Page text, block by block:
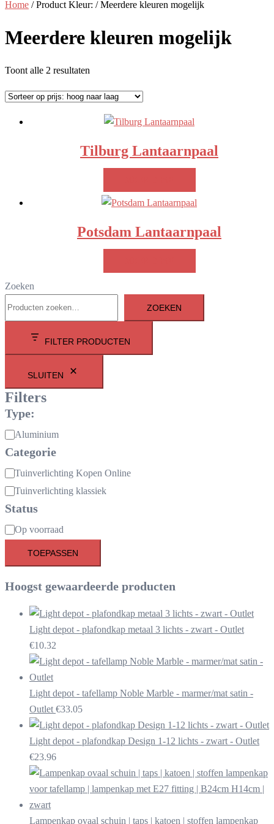
Home / Product Kleur: / Meerdere kleuren mogelijk
Meerdere kleuren mogelijk
Toont alle 2 resultaten
prijs:
hoog
laag
Tilburg Lantaarnpaal
Potsdam Lantaarnpaal
Zoeken
ZOEKEN
FILTER PRODUCTEN
SLUITEN
Filters
Type:
Materiaal:
Aluminium
Categorie
Categorie
Tuinverlichting Kopen Online
Tuinverlichting klassiek
Status
Beschikbaarheid
Op voorraad
TOEPASSEN
Hoogst gewaardeerde producten
Light depot - plafondkap metaal 3 lichts - zwart - Outlet
€10.32
Light depot - tafellamp Noble Marble - marmer/mat satin -
Outlet €33.05
Light depot - plafondkap Design 1-12 lichts - zwart - Outlet
€23.96
Lampenkap ovaal schuin | taps | katoen | stoffen lampenkap